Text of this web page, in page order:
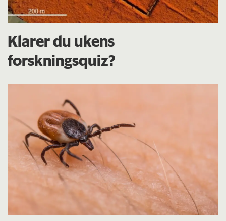
Klarer du ukens
forskningsquiz?